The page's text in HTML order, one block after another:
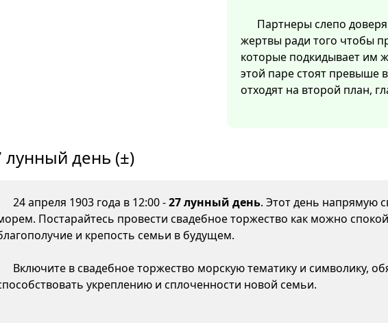
Партнеры слепо
жертвы ради того чтобы
которые подкидывает им
этой паре стоят превыше
отходят на второй план,
лунный день (±)
24 апреля 1903 года в 12:00 -27 лунный день. Этот день напрямую
Постарайтесь провести свадебное торжество как можно
и крепость семьи в будущем.
Включите в свадебное торжество морскую тематику и символику,
укреплению и сплоченности новой семьи.